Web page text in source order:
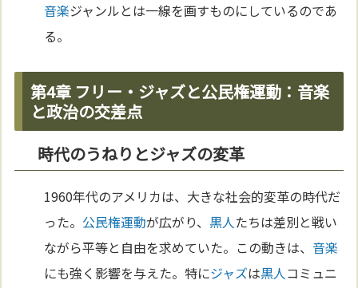
音楽ジャンルとは一線を画すものにしているのであ
る。
第4章 フリー・ジャズと公民権運動：音楽
と政治の交差点
時代のうねりとジャズの変革
1960年代のアメリカは、大きな社会的変革の時代だ
った。 公民権運動が広がり、 黒人たちは差別と戦い
ながら平等と自由を求めていた。この動きは、音楽
にも強く影響を与えた。特にジャズは黒人コミュニ